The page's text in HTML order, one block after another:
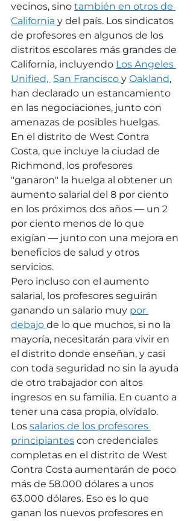
vecinos, sino también en otros de
California y del país. Los sindicatos
de profesores en algunos de los
distritos escolares más grandes de
California, incluyendo Los Angeles
Unified, San Francisco y Oakland,
han declarado un estancamiento
en las negociaciones, junto con
amenazas de posibles huelgas.
En el distrito de West Contra
Costa, que incluye la ciudad de
Richmond, los profesores
"ganaron" la huelga al obtener un
aumento salarial del 8 por ciento
en los próximos dos años — un 2
por ciento menos de lo que
exigían — junto con una mejora en
beneficios de salud y otros
servicios.
Pero incluso con el aumento
salarial, los profesores seguirán
ganando un salario muy por
debajo de lo que muchos, si no la
mayoría, necesitarán para vivir en
el distrito donde enseñan, y casi
con toda seguridad no sin la ayuda
de otro trabajador con altos
ingresos en su familia. En cuanto a
tener una casa propia, olvídalo.
Los salarios de los profesores
principiantes con credenciales
completas en el distrito de West
Contra Costa aumentarán de poco
más de 58.000 dólares a unos
63.000 dólares. Eso es lo que
ganan los nuevos profesores en